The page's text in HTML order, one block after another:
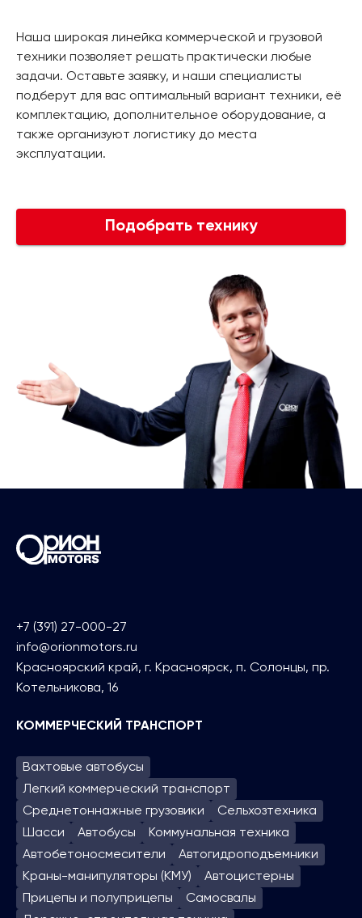
Наша широкая линейка коммерческой и грузовой
техники позволяет решать практически любые
задачи. Оставьте заявку, и наши специалисты
подберут для вас оптимальный вариант техники, её
комплектацию, дополнительное оборудование, а
также организуют логистику до места
эксплуатации.
Подобрать технику
+7 (391) 27-000-27
info@orionmotors.ru
Красноярский край, г. Красноярск, п. Солонцы, пр.
Котельникова, 16
КОММЕРЧЕСКИЙ ТРАНСПОРТ
Вахтовые автобусы
Легкий коммерческий транспорт
Среднетоннажные грузовики
Сельхозтехника
Шасси
Автобусы
Коммунальная техника
Автобетоносмесители
Автогидроподъем­ники
Краны-манипуляторы (КМУ)
Автоцистерны
Прицепы и полуприцепы
Самосвалы